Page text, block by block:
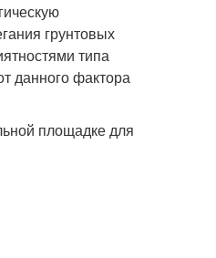
грунтовых
типа
данного фактора
площадке для